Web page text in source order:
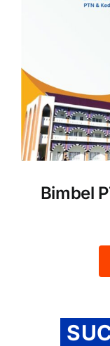
Bimbel